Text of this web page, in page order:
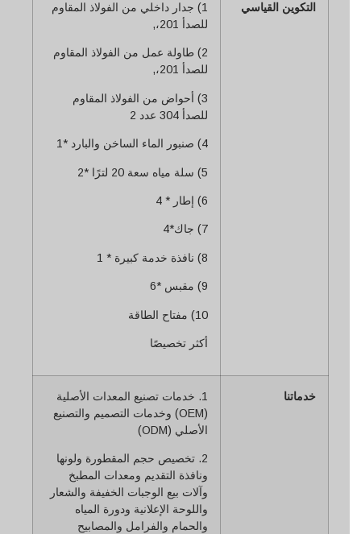
التكوين القياسي
1) جدار داخلي من الفولاذ المقاوم
للصدأ 201،,
2) طاولة عمل من الفولاذ المقاوم
للصدأ 201،,
3) أحواض من الفولاذ المقاوم
للصدأ 304 عدد 2
10) مفتاح الطاقة
أكثر تخصيصًا
خدماتنا
1. خدمات تصنيع المعدات الأصلية
(OEM) وخدمات التصميم والتصنيع
الأصلي (ODM)
2. تخصيص حجم المقطورة ولونها
ونافذة التقديم ومعدات المطبخ
وآلات بيع الوجبات الخفيفة والشعار
واللوحة الإعلانية ودورة المياه
والحمام والفرامل والمصابيح